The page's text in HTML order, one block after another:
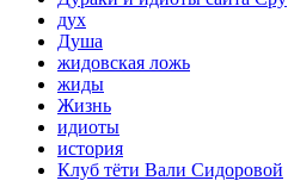
дух
Душа
жидовская ложь
жиды
Жизнь
идиоты
история
Клуб тёти Вали Сидоровой